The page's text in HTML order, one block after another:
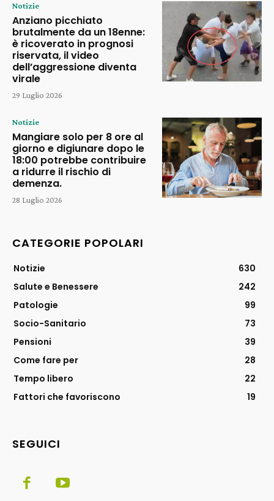
Notizie
Anziano picchiato
brutalmente da un 18enne:
è ricoverato in prognosi
riservata, il video
dell’aggressione diventa
virale
29 Luglio 2026
Notizie
Mangiare solo per 8 ore al
giorno e digiunare dopo le
18:00 potrebbe contribuire
a ridurre il rischio di
demenza.
28 Luglio 2026
CATEGORIE POPOLARI
Notizie
630
Salute e Benessere
242
Patologie
99
Socio-Sanitario
73
Pensioni
39
Come fare per
28
Tempo libero
22
Fattori che favoriscono
19
SEGUICI